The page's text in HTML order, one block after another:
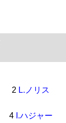
2 L.ノリス
4 I.ハジャー